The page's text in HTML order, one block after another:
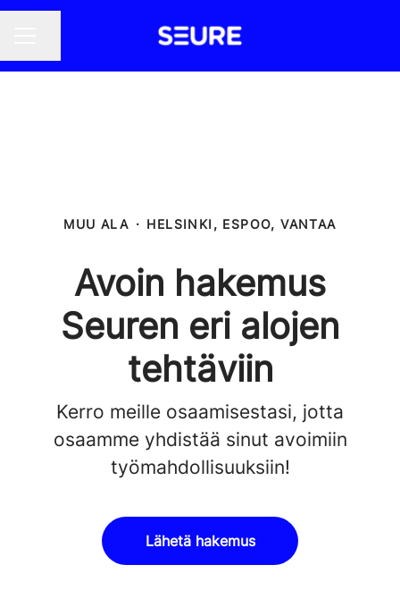
MUU ALA · HELSINKI, ESPOO, VANTAA
Avoin hakemus
Seuren eri alojen
tehtäviin
Kerro meille osaamisestasi, jotta
osaamme yhdistää sinut avoimiin
työmahdollisuuksiin!
Lähetä hakemus